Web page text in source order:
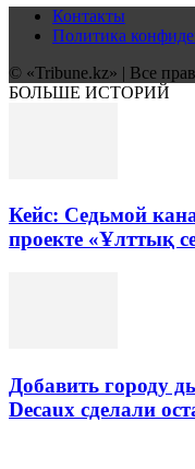
Контакты
Политика
© «Tribune.kz» | Все
БОЛЬШЕ ИСТОРИЙ
Кейс: Седьмой
проекте «Ұлттық
Добавить городу
Decaux сделали